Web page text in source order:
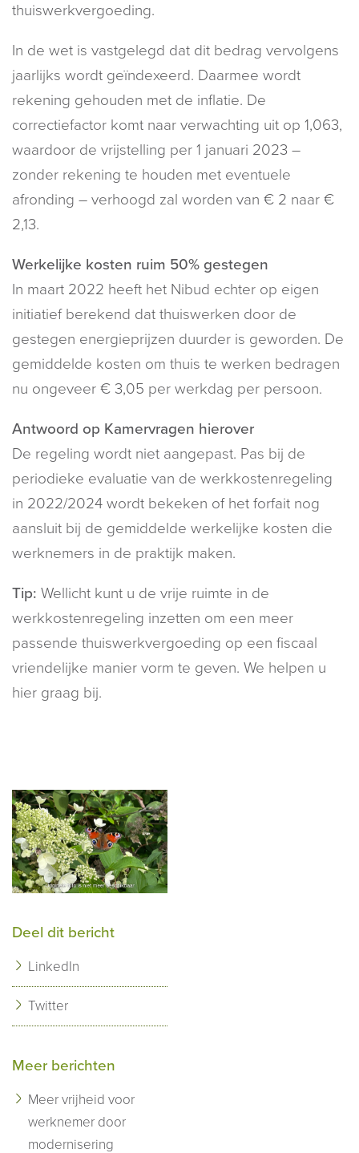
thuiswerkvergoeding.
In de wet is vastgelegd dat dit bedrag vervolgens
jaarlijks wordt geïndexeerd. Daarmee wordt
rekening gehouden met de inflatie. De
correctiefactor komt naar verwachting uit op 1,063,
waardoor de vrijstelling per 1 januari 2023 –
zonder rekening te houden met eventuele
afronding – verhoogd zal worden van € 2 naar €
2,13.
Werkelijke kosten ruim 50% gestegen
In maart 2022 heeft het Nibud echter op eigen
initiatief berekend dat thuiswerken door de
gestegen energieprijzen duurder is geworden. De
gemiddelde kosten om thuis te werken bedragen
nu ongeveer € 3,05 per werkdag per persoon.
Antwoord op Kamervragen hierover
De regeling wordt niet aangepast. Pas bij de
periodieke evaluatie van de werkkostenregeling
in 2022/2024 wordt bekeken of het forfait nog
aansluit bij de gemiddelde werkelijke kosten die
werknemers in de praktijk maken.
Tip: Wellicht kunt u de vrije ruimte in de
werkkostenregeling inzetten om een meer
passende thuiswerkvergoeding op een fiscaal
vriendelijke manier vorm te geven. We helpen u
hier graag bij.
Deel dit bericht
LinkedIn
Twitter
Meer berichten
Meer vrijheid voor
werknemer door
modernisering